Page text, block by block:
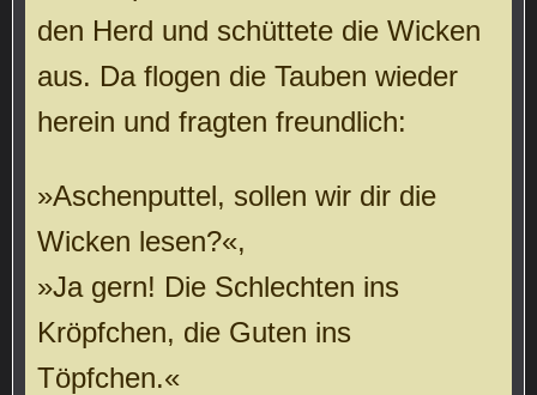
den Herd und schüttete die Wicken
aus. Da flogen die Tauben wieder
herein und fragten freundlich:
»Aschenputtel, sollen wir dir die
Wicken lesen?«,
»Ja gern! Die Schlechten ins
Kröpfchen, die Guten ins
Töpfchen.«